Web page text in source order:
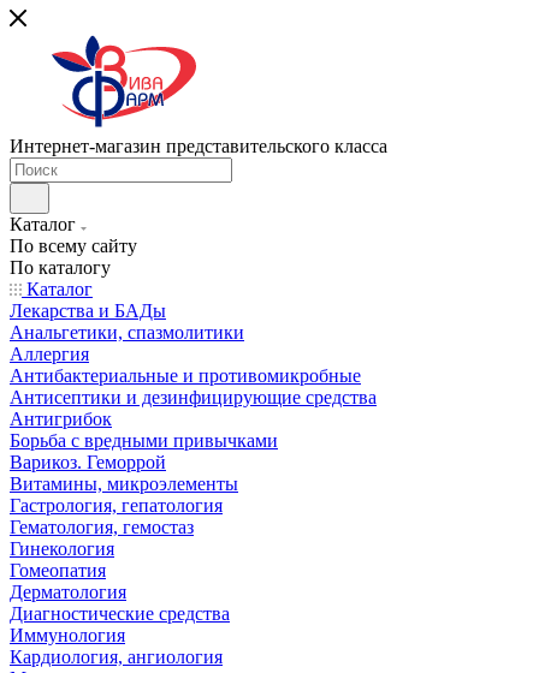
Интернет-магазин представительского класса
Каталог
По всему сайту
По каталогу
Каталог
Лекарства и БАДы
Анальгетики, спазмолитики
Аллергия
Антибактериальные и противомикробные
Антисептики и дезинфицирующие средства
Антигрибок
Борьба с вредными привычками
Варикоз. Геморрой
Витамины, микроэлементы
Гастрология, гепатология
Гематология, гемостаз
Гинекология
Гомеопатия
Дерматология
Диагностические средства
Иммунология
Кардиология, ангиология